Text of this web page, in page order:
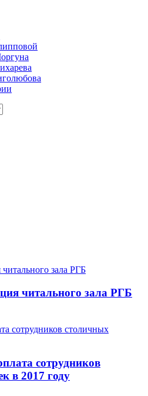
читального зала РГБ
сотрудников
в 2017 году